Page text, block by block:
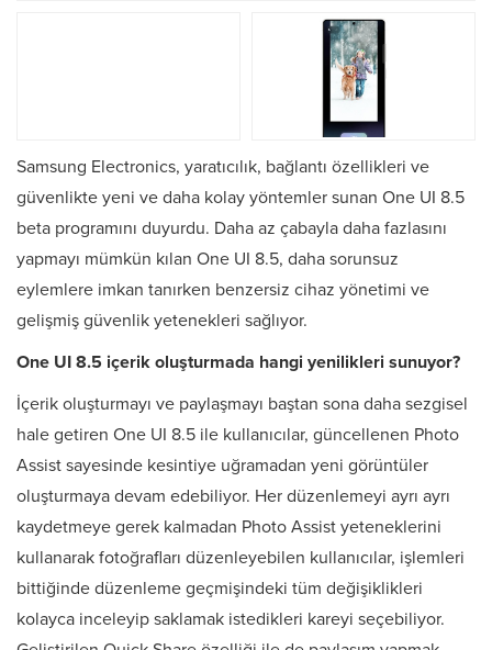
Samsung Electronics, yaratıcılık, bağlantı özellikleri ve
güvenlikte yeni ve daha kolay yöntemler sunan One UI 8.5
beta programını duyurdu. Daha az çabayla daha fazlasını
yapmayı mümkün kılan One UI 8.5, daha sorunsuz
eylemlere imkan tanırken benzersiz cihaz yönetimi ve
gelişmiş güvenlik yetenekleri sağlıyor.
One UI 8.5 içerik oluşturmada hangi yenilikleri sunuyor?
İçerik oluşturmayı ve paylaşmayı baştan sona daha sezgisel
hale getiren One UI 8.5 ile kullanıcılar, güncellenen Photo
Assist sayesinde kesintiye uğramadan yeni görüntüler
oluşturmaya devam edebiliyor. Her düzenlemeyi ayrı ayrı
kaydetmeye gerek kalmadan Photo Assist yeteneklerini
kullanarak fotoğrafları düzenleyebilen kullanıcılar, işlemleri
bittiğinde düzenleme geçmişindeki tüm değişiklikleri
kolayca inceleyip saklamak istedikleri kareyi seçebiliyor.